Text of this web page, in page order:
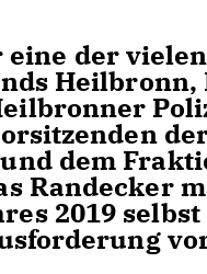
der
dem
Randecker
2019